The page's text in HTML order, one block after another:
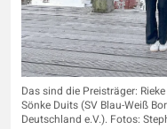
Das sind die Preisträger:
Sönke Duits (SV Blau-Weiß
Deutschland e.V.). Fotos: